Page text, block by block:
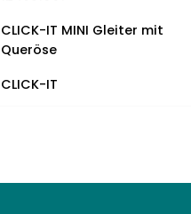
CLICK-IT MINI Gleiter mit
Queröse
CLICK-IT